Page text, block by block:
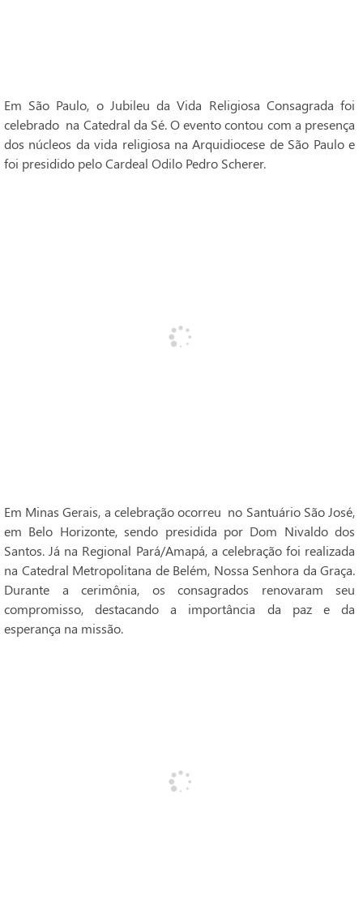
Em São Paulo, o Jubileu da Vida Religiosa Consagrada foi
celebrado na Catedral da Sé. O evento contou com a presença
dos núcleos da vida religiosa na Arquidiocese de São Paulo e
foi presidido pelo Cardeal Odilo Pedro Scherer.
Em Minas Gerais, a celebração ocorreu no Santuário São José,
em Belo Horizonte, sendo presidida por Dom Nivaldo dos
Santos. Já na Regional Pará/Amapá, a celebração foi realizada
na Catedral Metropolitana de Belém, Nossa Senhora da Graça.
Durante a cerimônia, os consagrados renovaram seu
compromisso, destacando a importância da paz e da
esperança na missão.